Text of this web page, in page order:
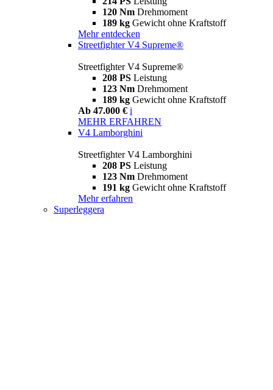
120 Nm Drehmoment
189 kg Gewicht ohne Kraftstoff
Mehr entdecken
Streetfighter V4 Supreme®
Streetfighter V4 Supreme®
208 PS Leistung
123 Nm Drehmoment
189 kg Gewicht ohne Kraftstoff
Ab 47.000 € i
MEHR ERFAHREN
V4 Lamborghini
Streetfighter V4 Lamborghini
208 PS Leistung
123 Nm Drehmoment
191 kg Gewicht ohne Kraftstoff
Mehr erfahren
Superleggera